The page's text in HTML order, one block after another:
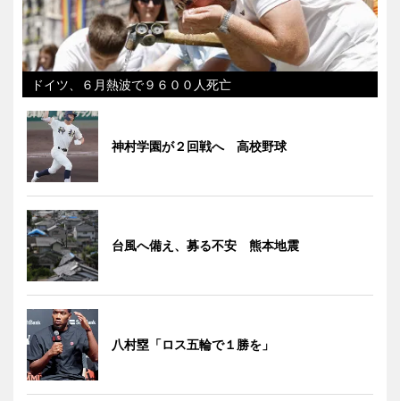
ドイツ、６月熱波で９６００人死亡
神村学園が２回戦へ 高校野球
台風へ備え、募る不安 熊本地震
八村塁「ロス五輪で１勝を」